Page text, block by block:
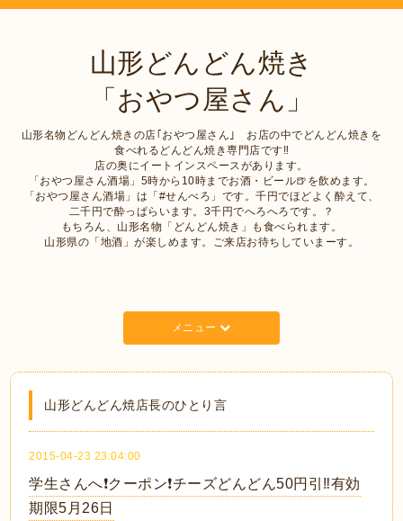
山形どんどん焼き
「おやつ屋さん」
山形名物どんどん焼きの店｢おやつ屋さん｣ お店の中でどんどん焼きを
食べれるどんどん焼き専門店です‼︎
店の奥にイートインスペースがあります。
「おやつ屋さん酒場」5時から10時までお酒・ビール🍺を飲めます。
「おやつ屋さん酒場」は「#せんべろ」です。千円でほどよく酔えて、
二千円で酔っぱらいます。3千円でへろへろです。？
もちろん、山形名物「どんどん焼き」も食べられます。
山形県の「地酒」が楽しめます。ご来店お待ちしていまーす。
メニュー
山形どんどん焼店長のひとり言
2015-04-23 23:04:00
学生さんへ❗️クーポン❗️チーズどんどん50円引‼️有効
期限5月26日